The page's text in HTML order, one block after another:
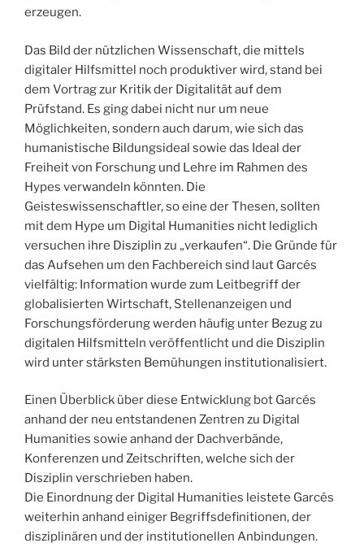
erzeugen.
Das Bild der nützlichen Wissenschaft, die mittels
digitaler Hilfsmittel noch produktiver wird, stand bei
dem Vortrag zur Kritik der Digitalität auf dem
Prüfstand. Es ging dabei nicht nur um neue
Möglichkeiten, sondern auch darum, wie sich das
humanistische Bildungsideal sowie das Ideal der
Freiheit von Forschung und Lehre im Rahmen des
Hypes verwandeln könnten. Die
Geisteswissenschaftler, so eine der Thesen, sollten
mit dem Hype um Digital Humanities nicht lediglich
versuchen ihre Disziplin zu „verkaufen“. Die Gründe für
das Aufsehen um den Fachbereich sind laut Garcés
vielfältig: Information wurde zum Leitbegriff der
globalisierten Wirtschaft, Stellenanzeigen und
Forschungsförderung werden häufig unter Bezug zu
digitalen Hilfsmitteln veröffentlicht und die Disziplin
wird unter stärksten Bemühungen institutionalisiert.
Einen Überblick über diese Entwicklung bot Garcés
anhand der neu entstandenen Zentren zu Digital
Humanities sowie anhand der Dachverbände,
Konferenzen und Zeitschriften, welche sich der
Disziplin verschrieben haben.
Die Einordnung der Digital Humanities leistete Garcés
weiterhin anhand einiger Begriffsdefinitionen, der
disziplinären und der institutionellen Anbindungen.